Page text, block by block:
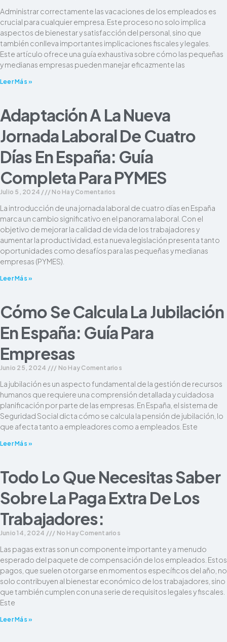
Administrar correctamente las vacaciones de los empleados es
crucial para cualquier empresa. Este proceso no solo implica
aspectos de bienestar y satisfacción del personal, sino que
también conlleva importantes implicaciones fiscales y legales.
Este artículo ofrece una guía exhaustiva sobre cómo las pequeñas
y medianas empresas pueden manejar eficazmente las
Leer Más »
Adaptación A La Nueva
Jornada Laboral De Cuatro
Días En España: Guía
Completa Para PYMES
Julio 5, 2024 No Hay Comentarios
La introducción de una jornada laboral de cuatro días en España
marca un cambio significativo en el panorama laboral. Con el
objetivo de mejorar la calidad de vida de los trabajadores y
aumentar la productividad, esta nueva legislación presenta tanto
oportunidades como desafíos para las pequeñas y medianas
empresas (PYMES).
Leer Más »
Cómo Se Calcula La Jubilación
En España: Guía Para
Empresas
Junio 25, 2024 No Hay Comentarios
La jubilación es un aspecto fundamental de la gestión de recursos
humanos que requiere una comprensión detallada y cuidadosa
planificación por parte de las empresas. En España, el sistema de
Seguridad Social dicta cómo se calcula la pensión de jubilación, lo
que afecta tanto a empleadores como a empleados. Este
Leer Más »
Todo Lo Que Necesitas Saber
Sobre La Paga Extra De Los
Trabajadores:
Junio 14, 2024 No Hay Comentarios
Las pagas extras son un componente importante y a menudo
esperado del paquete de compensación de los empleados. Estos
pagos, que suelen otorgarse en momentos específicos del año, no
solo contribuyen al bienestar económico de los trabajadores, sino
que también cumplen con una serie de requisitos legales y fiscales.
Este
Leer Más »